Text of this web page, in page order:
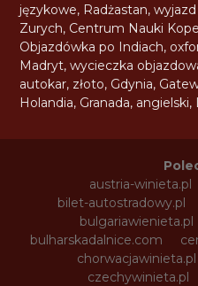
językowe, Radżastan,
Zurych, Centrum Nauki
Objazdówka po Indiach,
Madryt,wycieczka
autokar, złoto, Gdynia,
Holandia, Granada, angielski,
austria-winieta.pl
bilet-autostradowy.pl
bulgariawienieta.pl
bulharskadalnice.com
chorwacjawinieta.pl
czechywinieta.pl